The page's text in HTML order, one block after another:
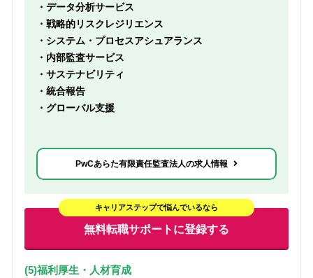
・データ分析サービス
・戦略的リスクレジリエンス
・システム・プロセスアシュアランス
・内部監査サービス
・サステナビリティ
・統合報告
・グローバル支援
PwCあらた有限責任監査法人の求人情報
キャリアステップで悩んでいるなら
無料転職サポートに登録する
(5)福利厚生・人材育成